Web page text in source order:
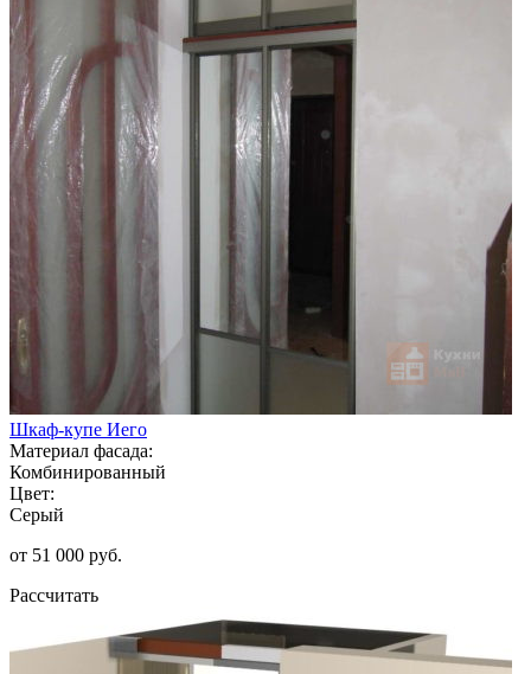
Шкаф-купе Иего
Материал фасада:
Комбинированный
Цвет:
Серый
от 51 000 руб.
Рассчитать